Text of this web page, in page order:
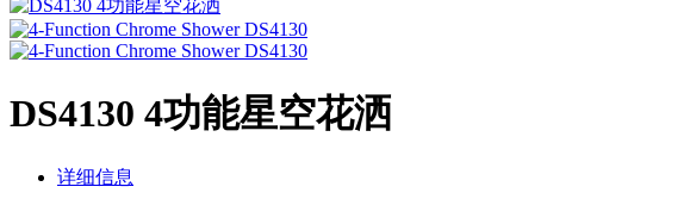
DS4130 4功能星空花洒
详细信息